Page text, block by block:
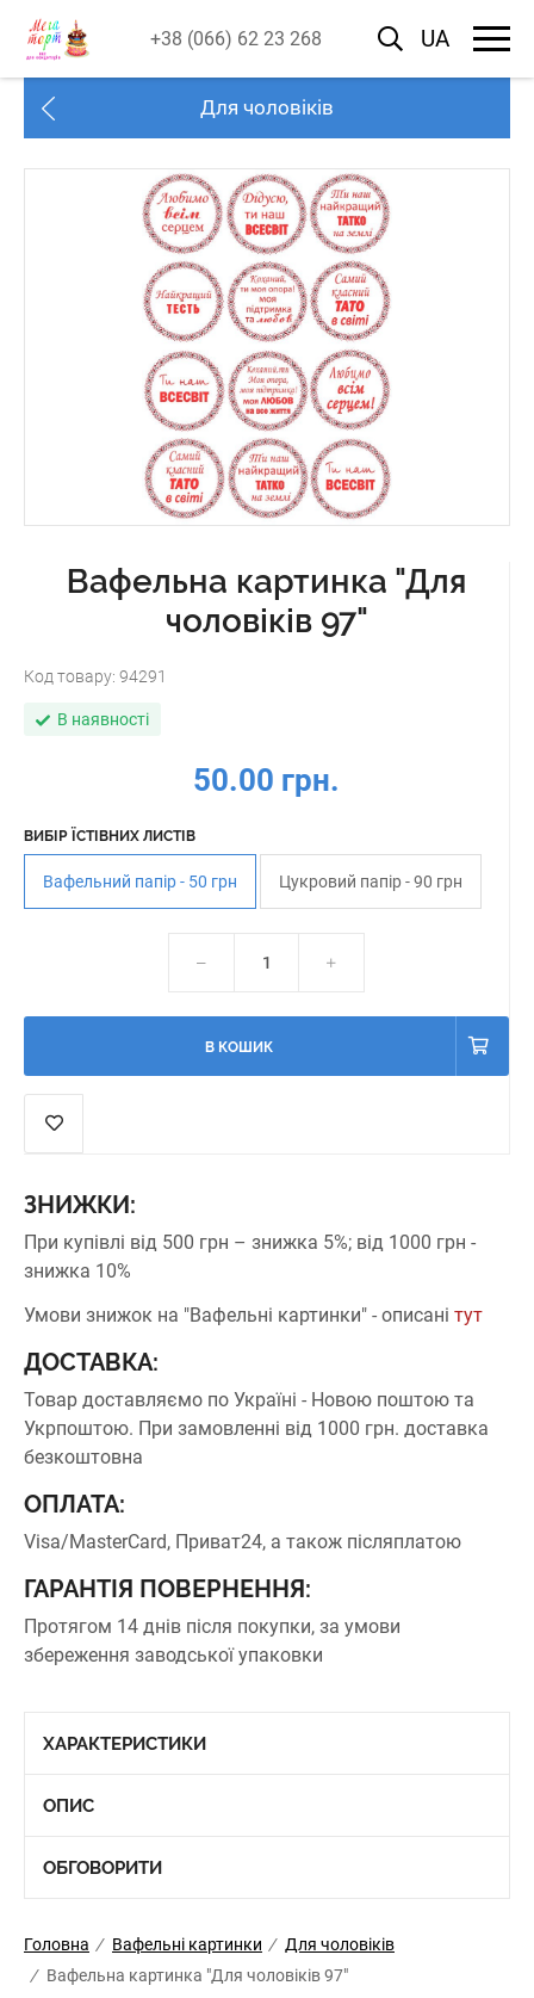
+38 (066) 62 23 268 UA
Для чоловіків
Вафельна картинка "Для
чоловіків 97"
Код товару: 94291
В наявності
50.00 грн.
ВИБІР ЇСТІВНИХ ЛИСТІВ
Вафельний папір - 50 грн Цукровий папір - 90 грн
В КОШИК
ЗНИЖКИ:
При купівлі від 500 грн – знижка 5%; від 1000 грн -
знижка 10%
Умови знижок на "Вафельні картинки" - описані тут
ДОСТАВКА:
Товар доставляємо по Україні - Новою поштою та
Укрпоштою. При замовленні від 1000 грн. доставка
безкоштовна
ОПЛАТА:
Visa/MasterCard, Приват24, а також післяплатою
ГАРАНТІЯ ПОВЕРНЕННЯ:
Протягом 14 днів після покупки, за умови
збереження заводської упаковки
ХАРАКТЕРИСТИКИ
ОПИС
ОБГОВОРИТИ
Головна / Вафельні картинки / Для чоловіків
/ Вафельна картинка "Для чоловіків 97"